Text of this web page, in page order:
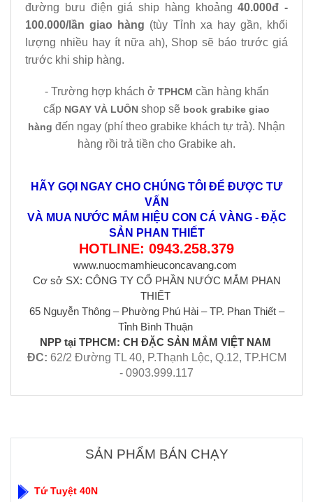
đường bưu điện giá ship hàng khoảng40.000đ -
100.000/lần giao hàng (tùy Tỉnh xa hay gần, khối
lượng nhiều hay ít nữa ah), Shop sẽ báo trước giá
trước khi ship hàng.
- Trường hợp khách ở TPHCM cần hàng khẩn
cấp NGAY VÀ LUÔN shop sẽ book grabike giao
hàng đến ngay (phí theo grabike khách tự trả). Nhận
hàng rồi trả tiền cho Grabike ah.
HÃY GỌI NGAY CHO CHÚNG TÔI ĐỂ ĐƯỢC TƯ
VẤN
VÀ MUA NƯỚC MẮM HIỆU CON CÁ VÀNG - ĐẶC
SẢN PHAN THIẾT
HOTLINE: 0943.258.379
www.nuocmamhieuconcavang.com
Cơ sở SX: CÔNG TY CỔ PHẦN NƯỚC MẮM PHAN
THIẾT
65 Nguyễn Thông – Phường Phú Hài – TP. Phan Thiết –
Tỉnh Bình Thuận
NPP tại TPHCM: CH ĐẶC SẢN MẮM VIỆT NAM
ĐC: 62/2 Đường TL 40, P.Thạnh Lộc, Q.12, TP.HCM
- 0903.999.117
SẢN PHẨM BÁN CHẠY
Tứ Tuyệt 40N